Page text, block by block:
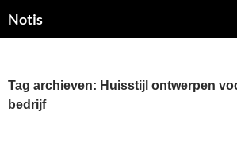
Notis
INHOUD
Tag archieven: Huisstijl ontwerpen
bedrijf